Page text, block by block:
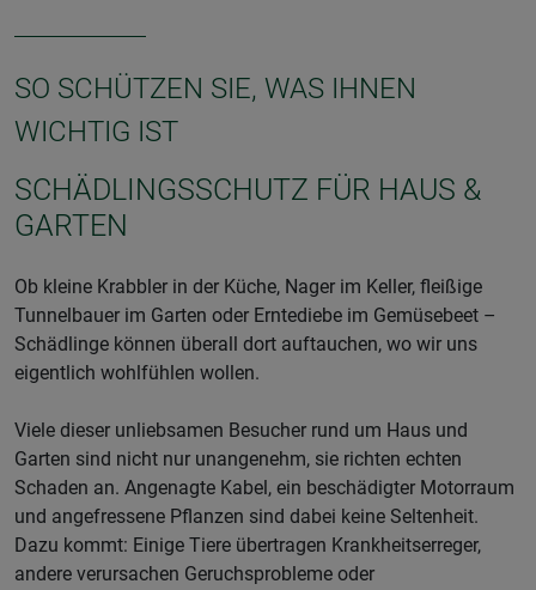
SO SCHÜTZEN SIE, WAS IHNEN
WICHTIG IST
SCHÄDLINGSSCHUTZ FÜR HAUS &
GARTEN
Ob kleine Krabbler in der Küche, Nager im Keller, fleißige
Tunnelbauer im Garten oder Erntediebe im Gemüsebeet –
Schädlinge können überall dort auftauchen, wo wir uns
eigentlich wohlfühlen wollen.
Viele dieser unliebsamen Besucher rund um Haus und
Garten sind nicht nur unangenehm, sie richten echten
Schaden an. Angenagte Kabel, ein beschädigter Motorraum
und angefressene Pflanzen sind dabei keine Seltenheit.
Dazu kommt: Einige Tiere übertragen Krankheitserreger,
andere verursachen Geruchsprobleme oder